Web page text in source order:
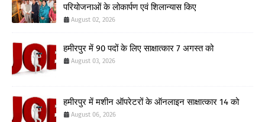
परियोजनाओं के लोकार्पण एवं शिलान्यास किए
August 02, 2026
हमीरपुर में 90 पदों के लिए साक्षात्कार 7 अगस्त को
August 03, 2026
हमीरपुर में मशीन ऑपरेटरों के ऑनलाइन साक्षात्कार 14 को
August 06, 2026